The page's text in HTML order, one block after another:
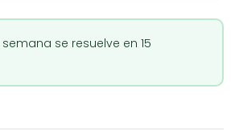
se resuelve en 15